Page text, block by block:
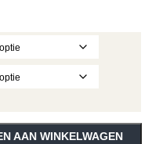
AAN WINKELWAGEN